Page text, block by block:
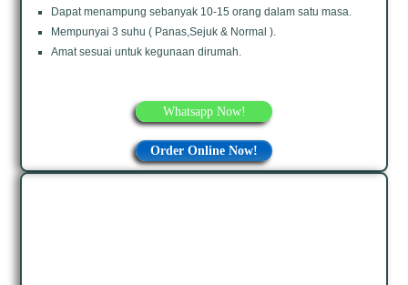
Dapat menampung sebanyak 10-15 orang dalam satu masa.
Mempunyai 3 suhu ( Panas,Sejuk & Normal ).
Amat sesuai untuk kegunaan dirumah.
Whatsapp Now!
Order Online Now!